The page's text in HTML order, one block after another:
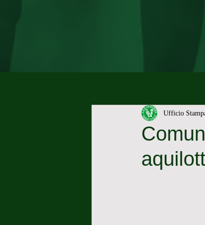
Ufficio